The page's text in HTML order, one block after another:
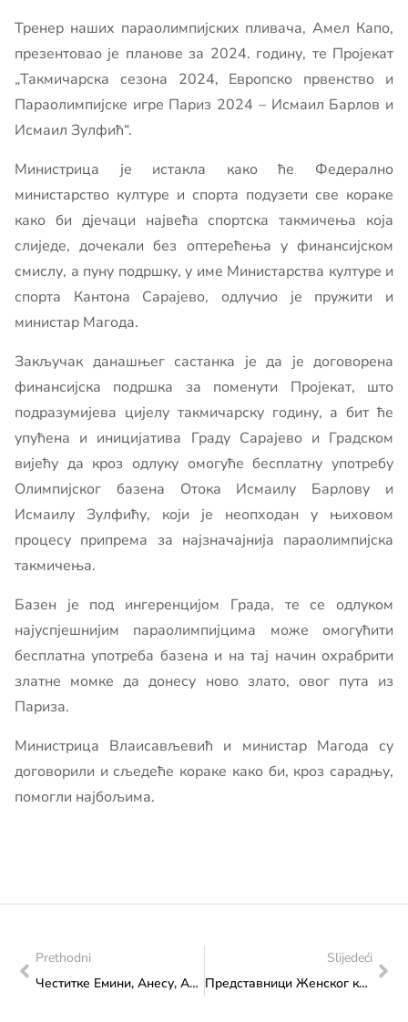
Тренер наших параолимпијских пливача, Амел Капо,
презентовао је планове за 2024. годину, те Пројекат
„Такмичарска сезона 2024, Европско првенство и
Параолимпијске игре Париз 2024 – Исмаил Барлов и
Исмаил Зулфић“.
Министрица је истакла како ће Федерално
министарство културе и спорта подузети све кораке
како би дјечаци највећа спортска такмичења која
слиједе, дочекали без оптерећења у финансијском
смислу, а пуну подршку, у име Министарства културе и
спорта Кантона Сарајево, одлучио је пружити и
министар Магода.
Закључак данашњег састанка је да је договорена
финансијска подршка за поменути Пројекат, што
подразумијева цијелу такмичарску годину, а бит ће
упућена и иницијатива Граду Сарајево и Градском
вијећу да кроз одлуку омогуће бесплатну употребу
Олимпијског базена Отока Исмаилу Барлову и
Исмаилу Зулфићу, који је неопходан у њиховом
процесу припрема за најзначајнија параолимпијска
такмичења.
Базен је под ингеренцијом Града, те се одлуком
најуспјешнијим параолимпијцима може омогућити
бесплатна употреба базена и на тај начин охрабрити
златне момке да донесу ново злато, овог пута из
Париза.
Министрица Влаисављевић и министар Магода су
договорили и сљедеће кораке како би, кроз сарадњу,
помогли најбољима.
Prethodni
Честитке Емини, Анесу, Алију и Бекиру: Четири злата за Босну и Херцеговину на Европском првенству у каратеу
Slijedeći
Представници Женског кошаркашког клуба Плаy офф – Сарајево на састанку у Министарству